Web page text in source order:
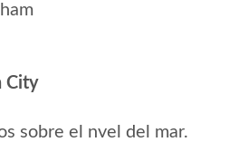
City
sobre el nvel del mar.